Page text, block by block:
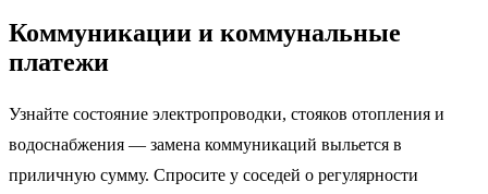
Коммуникации и коммунальные
платежи
Узнайте состояние электропроводки, стояков отопления и
водоснабжения — замена коммуникаций выльется в
приличную сумму. Спросите у соседей о регулярности